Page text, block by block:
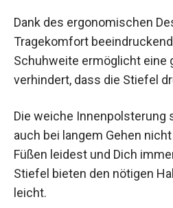
Dank des ergonomischen
Tragekomfort
Schuhweite ermöglicht eine
verhindert, dass die Stiefel
Die weiche Innenpolsterung
auch bei langem Gehen
Füßen leidest und Dich
Stiefel bieten den nötigen
leicht.